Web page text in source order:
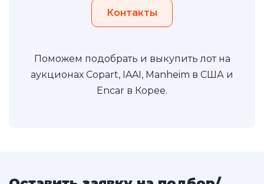
Контакты
Поможем подобрать и выкупить лот на
аукционах Copart, IAAI, Manheim в США и
Encar в Корее.